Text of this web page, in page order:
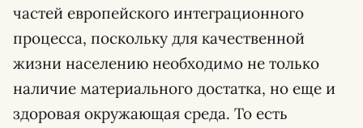
частей европейского интеграционного
процесса, поскольку для качественной
жизни населению необходимо не только
наличие материального достатка, но еще и
здоровая окружающая среда. То есть